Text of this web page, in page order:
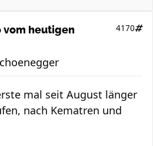
vom heutigen
4170
mal seit August länger
nach Kematren und